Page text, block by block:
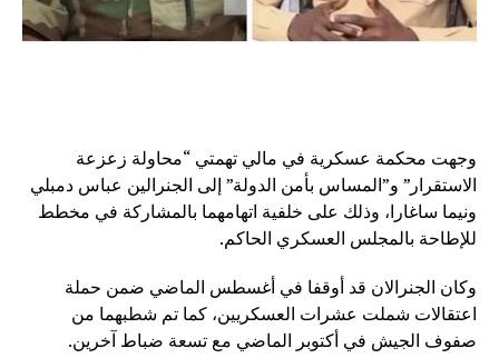
وجهت محكمة عسكرية في مالي تهمتي “محاولة زعزعة
الاستقرار” و”المساس بأمن الدولة” إلى الجنرالين عباس دمبلي
ونيما ساغارا، وذلك على خلفية اتهامهما بالمشاركة في مخطط
للإطاحة بالمجلس العسكري الحاكم.
وكان الجنرالان قد أوقفا في أغسطس الماضي ضمن حملة
اعتقالات شملت عشرات العسكريين، كما تم شطبهما من
صفوف الجيش في أكتوبر الماضي مع تسعة ضباط آخرين.